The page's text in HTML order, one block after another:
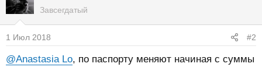
Завсегдатый
1 Июл 2018 #2
@Anastasia Lo, по паспорту меняют начиная с суммы